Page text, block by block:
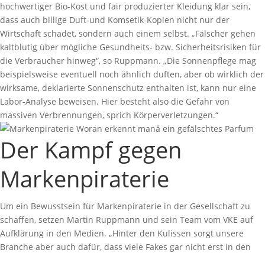
hochwertiger Bio-Kost und fair produzierter Kleidung klar sein,
dass auch billige Duft-und Komsetik-Kopien nicht nur der
Wirtschaft schadet, sondern auch einem selbst. „Fälscher gehen
kaltblutig über mögliche Gesundheits- bzw. Sicherheitsrisiken für
die Verbraucher hinweg“, so Ruppmann. „Die Sonnenpflege mag
beispielsweise eventuell noch ähnlich duften, aber ob wirklich der
wirksame, deklarierte Sonnenschutz enthalten ist, kann nur eine
Labor-Analyse beweisen. Hier besteht also die Gefahr von
massiven Verbrennungen, sprich Körperverletzungen.“
Der Kampf gegen
Markenpiraterie
Um ein Bewusstsein für Markenpiraterie in der Gesellschaft zu
schaffen, setzen Martin Ruppmann und sein Team vom VKE auf
Aufklärung in den Medien. „Hinter den Kulissen sorgt unsere
Branche aber auch dafür, dass viele Fakes gar nicht erst in den